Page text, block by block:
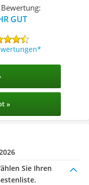
GUT
»
Sie Ihren